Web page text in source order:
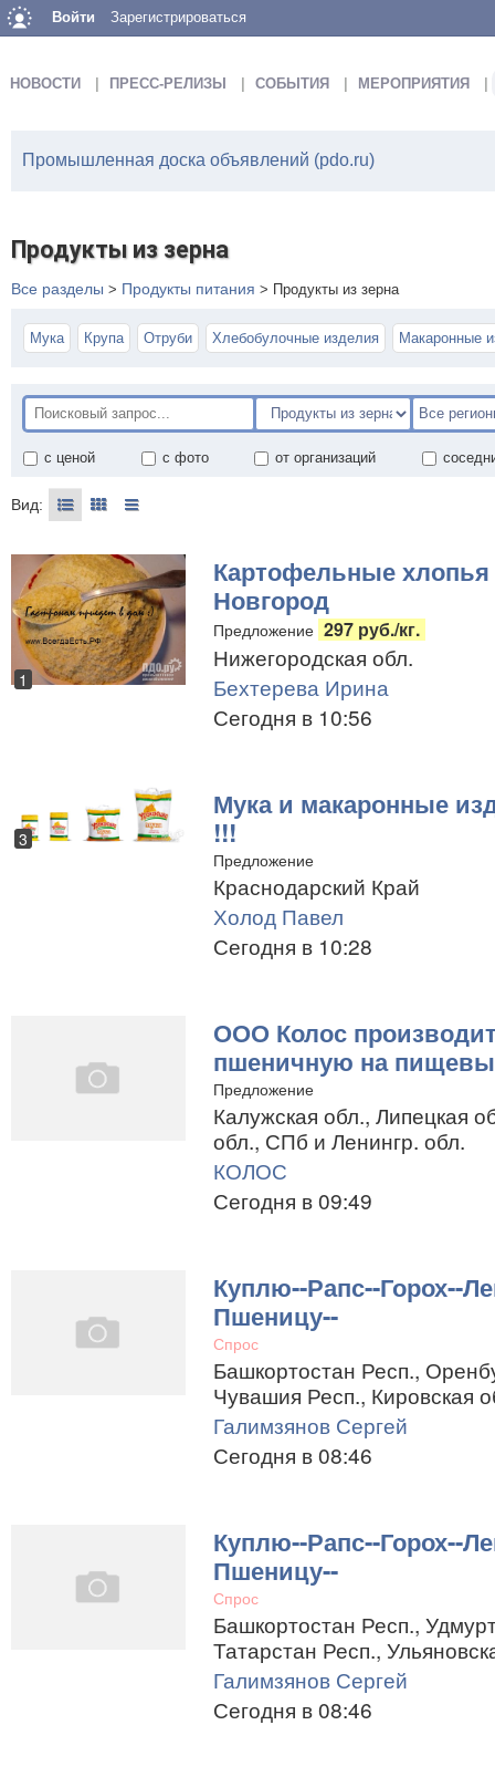
Войти Зарегистрироваться
НОВОСТИ ПРЕСС-РЕЛИЗЫ СОБЫТИЯ МЕРОПРИЯТИЯ
Промышленная доска объявлений (pdo.ru)
Продукты из зерна
Все разделы > Продукты питания > Продукты из зерна
Мука Крупа Отруби Хлебобулочные изделия Макаронные
с ценой с фото от организаций
Вид:
1
Картофельные
Новгород
Предложение 297 руб./кг.
Нижегородская обл.
Бехтерева Ирина
Сегодня в 10:56
3
Мука и макаронные
!!!
Предложение
Краснодарский Край
Холод Павел
Сегодня в 10:28
ООО Колос
пшеничную на
Предложение
Калужская обл., Липецкая
обл., СПб и Ленингр. обл.
КОЛОС
Сегодня в 09:49
Куплю--Рапс--Горох--
Пшеницу--
Спрос
Башкортостан Респ.,
Чувашия Респ., Кировская
Галимзянов Сергей
Сегодня в 08:46
Куплю--Рапс--Горох--
Пшеницу--
Спрос
Башкортостан Респ.,
Татарстан Респ.,
Галимзянов Сергей
Сегодня в 08:46